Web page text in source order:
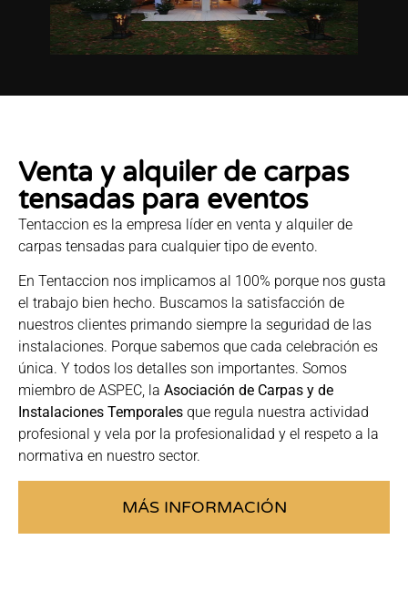
Venta y alquiler de carpas
tensadas para eventos
Tentaccion es la empresa líder en venta y alquiler de
carpas tensadas para cualquier tipo de evento.
En Tentaccion nos implicamos al 100% porque nos gusta
el trabajo bien hecho. Buscamos la satisfacción de
nuestros clientes primando siempre la seguridad de las
instalaciones. Porque sabemos que cada celebración es
única. Y todos los detalles son importantes. Somos
miembro de ASPEC, la Asociación de Carpas y de
Instalaciones Temporales que regula nuestra actividad
profesional y vela por la profesionalidad y el respeto a la
normativa en nuestro sector.
MÁS INFORMACIÓN